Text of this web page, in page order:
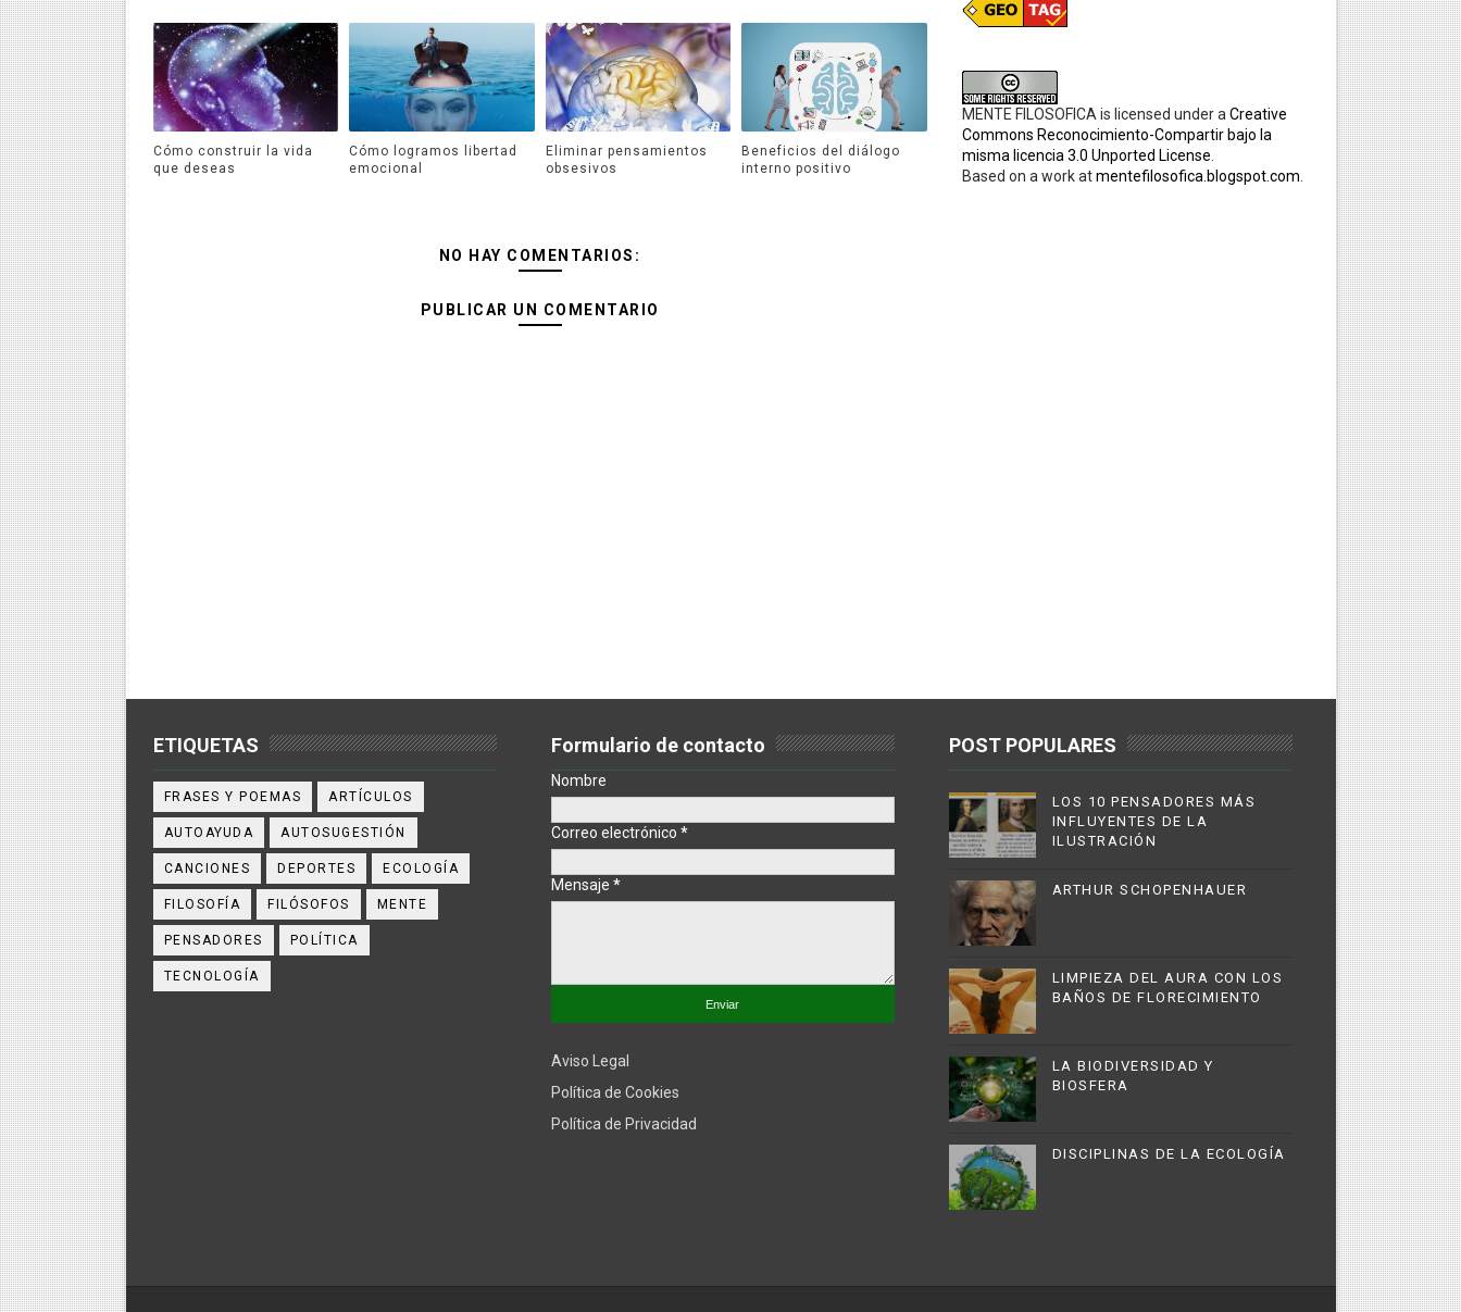
Cómo construir la vida
que deseas
Cómo logramos libertad
emocional
Eliminar pensamientos
obsesivos
Beneficios del diálogo
interno positivo
NO HAY COMENTARIOS:
PUBLICAR UN COMENTARIO
MENTE FILOSOFICA is licensed under a Creative
Commons Reconocimiento-Compartir bajo la
misma licencia 3.0 Unported License
Based on a work atmentefilosofica.blogspot.com
ETIQUETAS
FRASES Y POEMAS ARTÍCULOS
AUTOAYUDA AUTOSUGESTIÓN
CANCIONES DEPORTES ECOLOGÍA
FILOSOFÍA FILÓSOFOS MENTE
PENSADORES POLÍTICA
TECNOLOGÍA
Formulario de contacto
Nombre
Correo electrónico *
Mensaje *
Aviso Legal
Política de Cookies
Política de Privacidad
POST POPULARES
LOS 10 PENSADORES MÁS
INFLUYENTES DE LA
ILUSTRACIÓN
ARTHUR SCHOPENHAUER
LIMPIEZA DEL AURA CON LOS
BAÑOS DE FLORECIMIENTO
LA BIODIVERSIDAD Y
BIOSFERA
DISCIPLINAS DE LA ECOLOGÍA